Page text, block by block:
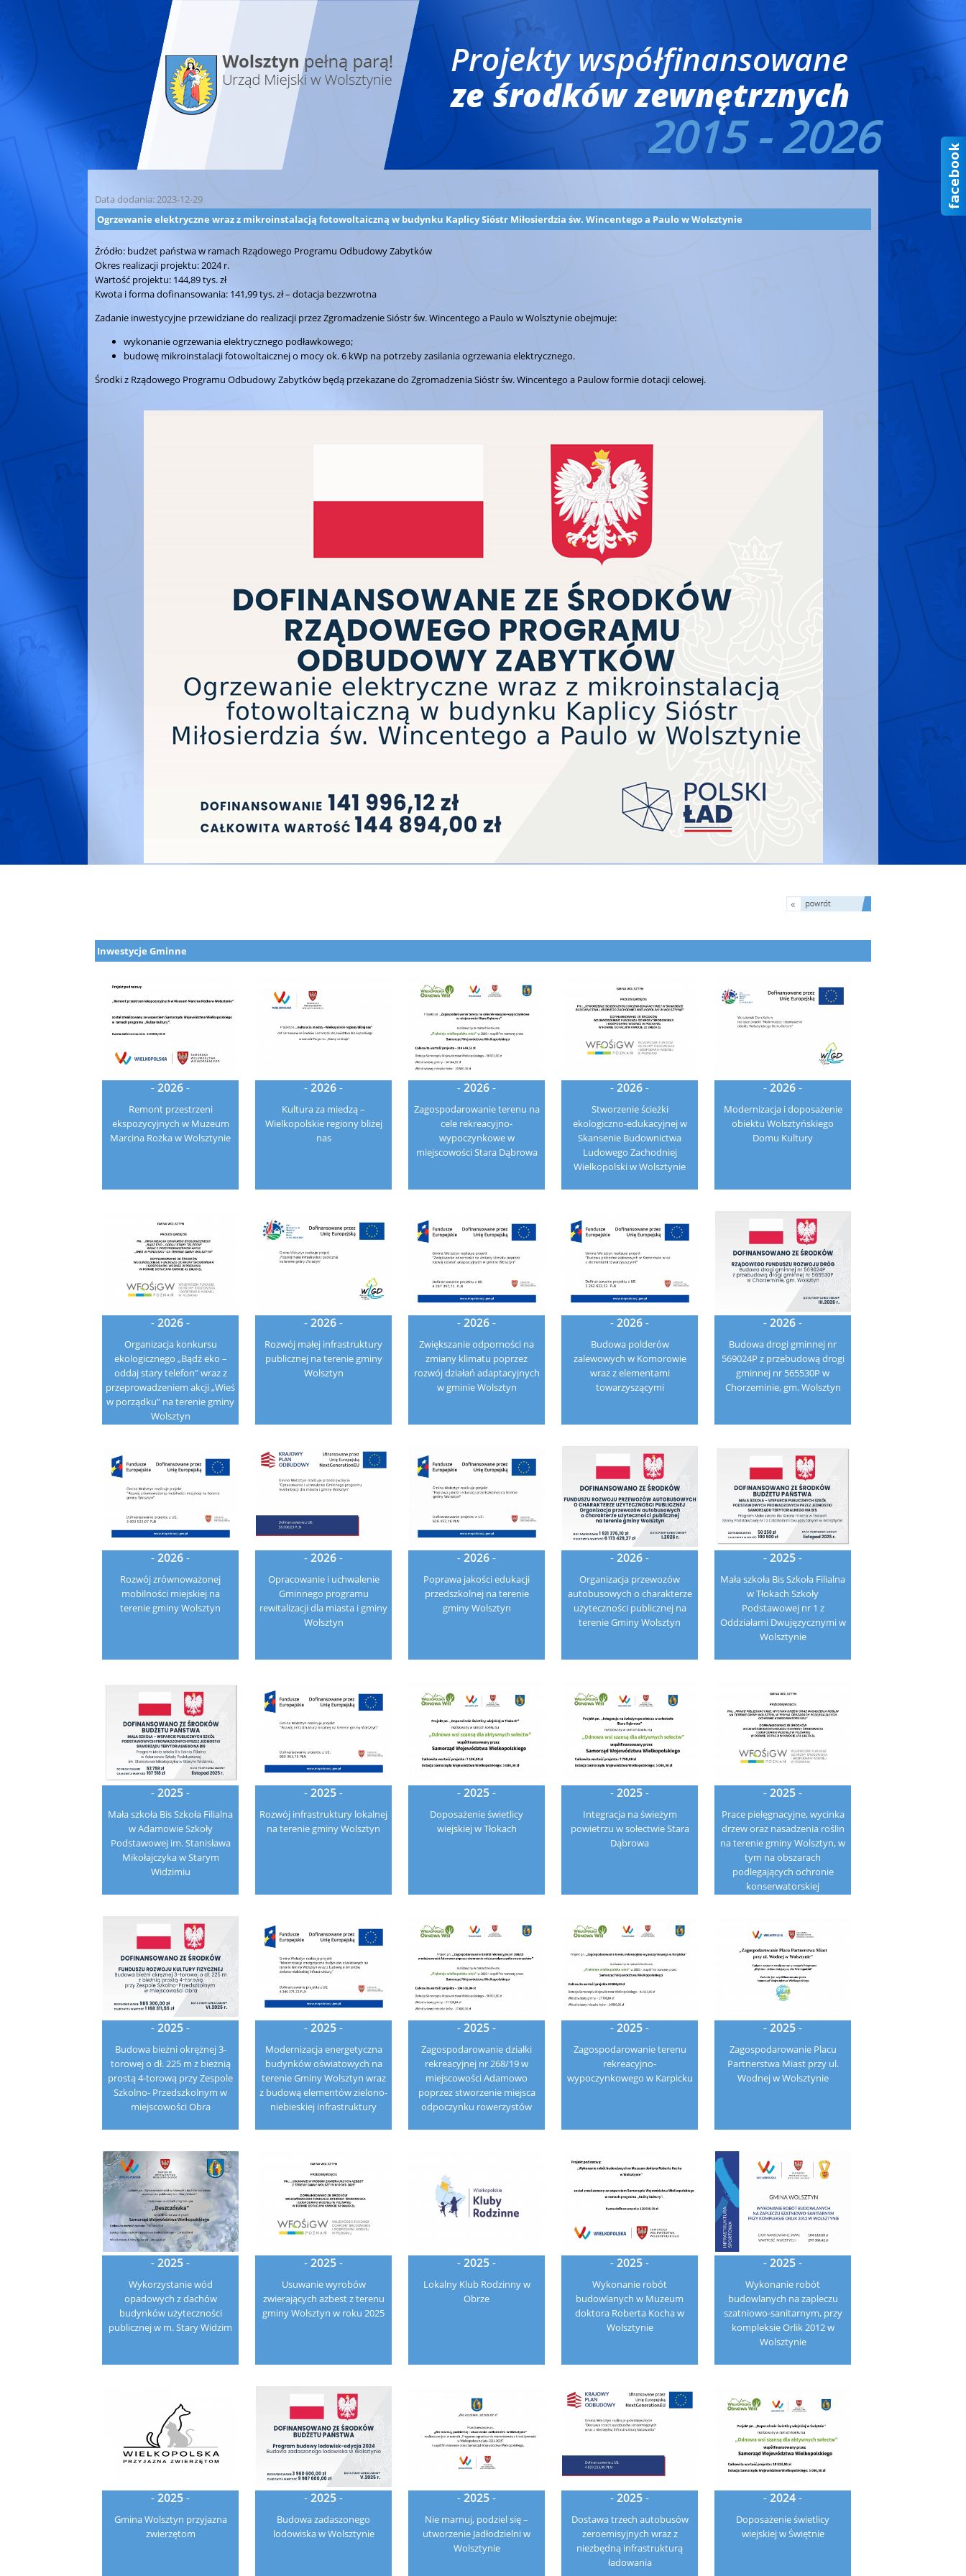
2015 - 2026
Data dodania: 2023-12-29
Ogrzewanie elektryczne wraz z mikroinstalacją fotowoltaiczną w budynku Kaplicy Sióstr Miłosierdzia św. Wincentego a Paulo w Wolsztynie
Źródło: budżet państwa w ramach Rządowego Programu Odbudowy Zabytków
Okres realizacji projektu: 2024 r.
Wartość projektu: 144,89 tys. zł
Kwota i forma dofinansowania: 141,99 tys. zł – dotacja bezzwrotna
Zadanie inwestycyjne przewidziane do realizacji przez Zgromadzenie Sióstr św. Wincentego a Paulo w Wolsztynie obejmuje:
wykonanie ogrzewania elektrycznego podławkowego;
budowę mikroinstalacji fotowoltaicznej o mocy ok. 6 kWp na potrzeby zasilania ogrzewania elektrycznego.
Środki z Rządowego Programu Odbudowy Zabytków będą przekazane do Zgromadzenia Sióstr św. Wincentego a Paulow formie dotacji celowej.
Inwestycje Gminne
- 2026 -
Remont przestrzeni
ekspozycyjnych w Muzeum
Marcina Rożka w Wolsztynie
- 2026 -
Kultura za miedzą –
Wielkopolskie regiony bliżej
nas
- 2026 -
Zagospodarowanie terenu na
cele rekreacyjno-
wypoczynkowe w
miejscowości Stara Dąbrowa
- 2026 -
Stworzenie ścieżki
ekologiczno-edukacyjnej w
Skansenie Budownictwa
Ludowego Zachodniej
Wielkopolski w Wolsztynie
- 2026 -
Modernizacja i doposażenie
obiektu Wolsztyńskiego
Domu Kultury
- 2026 -
Organizacja konkursu
ekologicznego „Bądź eko –
oddaj stary telefon” wraz z
przeprowadzeniem akcji „Wieś
w porządku” na terenie gminy
Wolsztyn
- 2026 -
Rozwój małej infrastruktury
publicznej na terenie gminy
Wolsztyn
- 2026 -
Zwiększanie odporności na
zmiany klimatu poprzez
rozwój działań adaptacyjnych
w gminie Wolsztyn
- 2026 -
Budowa polderów
zalewowych w Komorowie
wraz z elementami
towarzyszącymi
- 2026 -
Budowa drogi gminnej nr
569024P z przebudową drogi
gminnej nr 565530P w
Chorzeminie, gm. Wolsztyn
- 2026 -
Rozwój zrównoważonej
mobilności miejskiej na
terenie gminy Wolsztyn
- 2026 -
Opracowanie i uchwalenie
Gminnego programu
rewitalizacji dla miasta i gminy
Wolsztyn
- 2026 -
Poprawa jakości edukacji
przedszkolnej na terenie
gminy Wolsztyn
- 2026 -
Organizacja przewozów
autobusowych o charakterze
użyteczności publicznej na
terenie Gminy Wolsztyn
- 2025 -
Mała szkoła Bis Szkoła Filialna
w Tłokach Szkoły
Podstawowej nr 1 z
Oddziałami Dwujęzycznymi w
Wolsztynie
- 2025 -
Mała szkoła Bis Szkoła Filialna
w Adamowie Szkoły
Podstawowej im. Stanisława
Mikołajczyka w Starym
Widzimiu
- 2025 -
Rozwój infrastruktury lokalnej
na terenie gminy Wolsztyn
- 2025 -
Doposażenie świetlicy
wiejskiej w Tłokach
- 2025 -
Integracja na świeżym
powietrzu w sołectwie Stara
Dąbrowa
- 2025 -
Prace pielęgnacyjne, wycinka
drzew oraz nasadzenia roślin
na terenie gminy Wolsztyn, w
tym na obszarach
podlegających ochronie
konserwatorskiej
- 2025 -
Budowa bieżni okrężnej 3-
torowej o dł. 225 m z bieżnią
prostą 4-torową przy Zespole
Szkolno- Przedszkolnym w
miejscowości Obra
- 2025 -
Modernizacja energetyczna
budynków oświatowych na
terenie Gminy Wolsztyn wraz
z budową elementów zielono-
niebieskiej infrastruktury
- 2025 -
Zagospodarowanie działki
rekreacyjnej nr 268/19 w
miejscowości Adamowo
poprzez stworzenie miejsca
odpoczynku rowerzystów
- 2025 -
Zagospodarowanie terenu
rekreacyjno-
wypoczynkowego w Karpicku
- 2025 -
Zagospodarowanie Placu
Partnerstwa Miast przy ul.
Wodnej w Wolsztynie
- 2025 -
Wykorzystanie wód
opadowych z dachów
budynków użyteczności
publicznej w m. Stary Widzim
- 2025 -
Usuwanie wyrobów
zwierających azbest z terenu
gminy Wolsztyn w roku 2025
- 2025 -
Lokalny Klub Rodzinny w
Obrze
- 2025 -
Wykonanie robót
budowlanych w Muzeum
doktora Roberta Kocha w
Wolsztynie
- 2025 -
Wykonanie robót
budowlanych na zapleczu
szatniowo-sanitarnym, przy
kompleksie Orlik 2012 w
Wolsztynie
- 2025 -
Gmina Wolsztyn przyjazna
zwierzętom
- 2025 -
Budowa zadaszonego
lodowiska w Wolsztynie
- 2025 -
Nie marnuj, podziel się –
utworzenie Jadłodzielni w
Wolsztynie
- 2025 -
Dostawa trzech autobusów
zeroemisyjnych wraz z
niezbędną infrastrukturą
ładowania
- 2024 -
Doposażenie świetlicy
wiejskiej w Świętnie